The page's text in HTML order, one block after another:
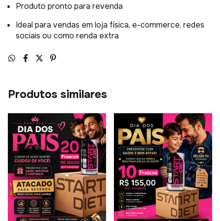
Produto pronto para revenda
Ideal para vendas em loja física, e-commerce, redes
sociais ou como renda extra
Produtos similares